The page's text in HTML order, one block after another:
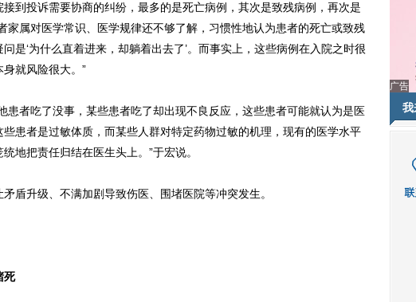
投诉需要协商的纠纷，最多的是死亡病例，其次是致残病例，再次是
家属对医学常识、医学规律还不够了解，习惯性地认为患者的死亡或致残
是‘为什么直着进来，却躺着出去了’。而事实上，这些病例在入院之时很
就风险很大。”
者吃了没事，某些患者吃了却出现不良反应，这些患者可能就认为是医
患者是过敏体质，而某些人群对特定药物过敏的机理，现有的医学水平
地把责任归结在医生头上。”于宏说。
升级、不满加剧导致伤医、围堵医院等冲突发生。
死
广告
我